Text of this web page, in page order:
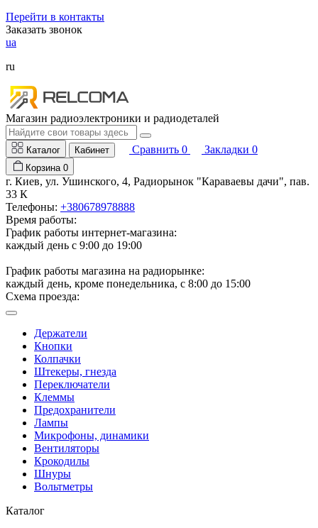
Перейти в контакты
Заказать звонок
ua
ru
Магазин радиоэлектроники и радиодеталей
Каталог Кабинет Сравнить 0 Закладки 0
Корзина 0
г. Киев, ул. Ушинского, 4, Радиорынок "Караваевы дачи", пав.
33 К
Телефоны: +380678978888
Время работы:
График работы интернет-магазина:
каждый день с 9:00 до 19:00
График работы магазина на радиорынке:
каждый день, кроме понедельника, с 8:00 до 15:00
Схема проезда:
Держатели
Кнопки
Колпачки
Штекеры, гнезда
Переключатели
Клеммы
Предохранители
Лампы
Микрофоны, динамики
Вентиляторы
Крокодилы
Шнуры
Вольтметры
Каталог